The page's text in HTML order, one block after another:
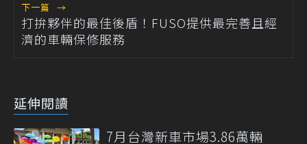
下一篇 →
打拚夥伴的最佳後盾！FUSO提供最完善且經
濟的車輛保修服務
延伸閱讀
7月台灣新車市場3.86萬輛